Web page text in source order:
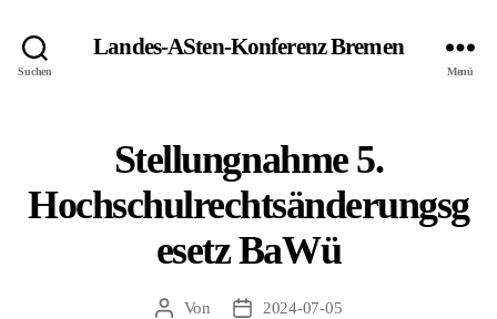
Suchen
Landes-ASten-Konferenz Bremen
Menü
Stellungnahme 5.
Hochschulrechtsänderungsg
esetz BaWü
Beitragsautor
Von Veröffentlichungsdatum
2024-07-05